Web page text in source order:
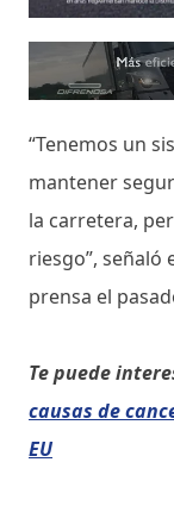
“Tenemos un
mantener
la carretera,
riesgo”, señaló
prensa el
Te puede
causas de
EU